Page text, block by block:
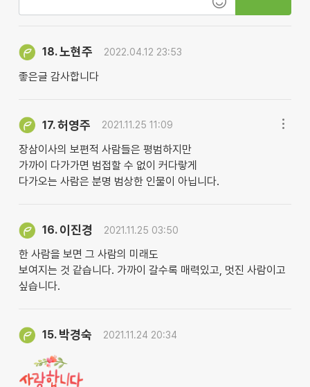
18.노현주 2022.04.12 23:53
좋은글 감사합니다
17.허영주 2021.11.25 11:09
장삼이사의 보편적 사람들은 평범하지만
가까이 다가가면 범접할 수 없이 커다랗게
다가오는 사람은 분명 범상한 인물이 아닙니다.
16. 이진경 2021.11.25 03:50
한 사람을 보면 그 사람의 미래도
보여지는 것 같습니다. 가까이 갈수록 매력있고, 멋진 사람이고
싶습니다.
15. 박경숙 2021.11.24 20:34